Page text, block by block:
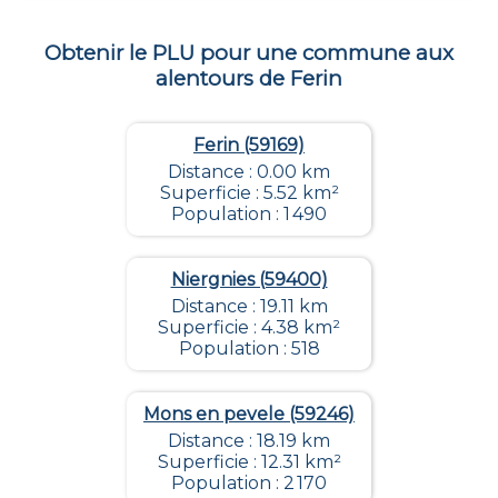
Obtenir le PLU pour une commune aux
alentours de Ferin
Ferin (59169)
Distance : 0.00 km
Superficie : 5.52 km²
Population : 1 490
Niergnies (59400)
Distance : 19.11 km
Superficie : 4.38 km²
Population : 518
Mons en pevele (59246)
Distance : 18.19 km
Superficie : 12.31 km²
Population : 2 170